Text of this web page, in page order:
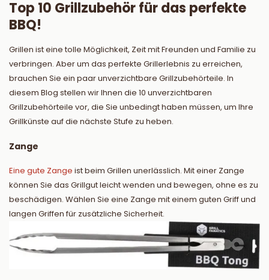
Top 10 Grillzubehör für das perfekte
BBQ!
Grillen ist eine tolle Möglichkeit, Zeit mit Freunden und Familie zu
verbringen. Aber um das perfekte Grillerlebnis zu erreichen,
brauchen Sie ein paar unverzichtbare Grillzubehörteile. In
diesem Blog stellen wir Ihnen die 10 unverzichtbaren
Grillzubehörteile vor, die Sie unbedingt haben müssen, um Ihre
Grillkünste auf die nächste Stufe zu heben.
Zange
Eine gute Zange ist beim Grillen unerlässlich. Mit einer Zange
können Sie das Grillgut leicht wenden und bewegen, ohne es zu
beschädigen. Wählen Sie eine Zange mit einem guten Griff und
langen Griffen für zusätzliche Sicherheit.